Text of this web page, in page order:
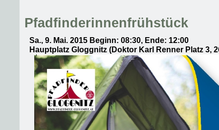
Pfadfinderinnenfrühstück
Sa., 9. Mai. 2015 Beginn: 08:30, Ende: 12:00
Hauptplatz Gloggnitz (Doktor Karl Renner Platz 3,